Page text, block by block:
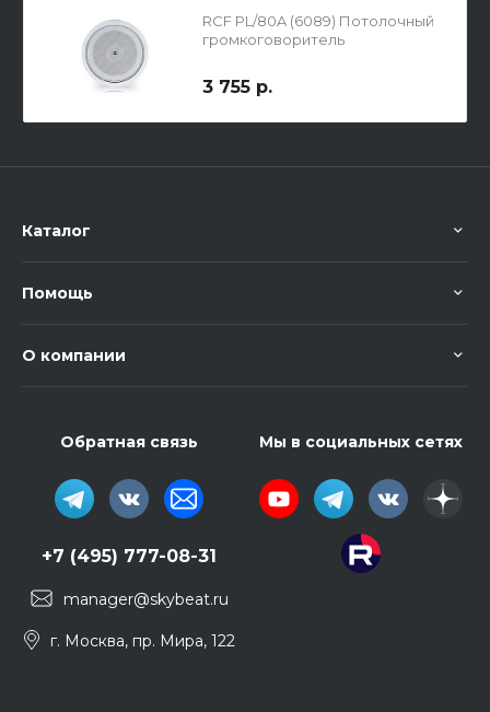
RCF PL/80A (6089) Потолочный
громкоговоритель
3 755 р.
Каталог
Помощь
О компании
Обратная связь
+7 (495) 777-08-31
manager@skybeat.ru
г. Москва, пр. Мира, 122
Мы в социальных сетях